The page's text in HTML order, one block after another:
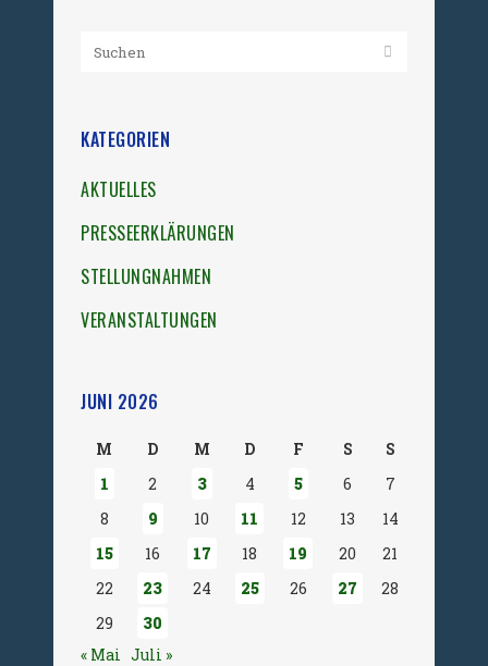
KATEGORIEN
AKTUELLES
PRESSEERKLÄRUNGEN
STELLUNGNAHMEN
VERANSTALTUNGEN
JUNI 2026
M D M D F S
S
1
2 3 4 5 6
7
8
9 10 11 12 13
14
15
16 17 18 19 20
21
22
23 24 25 26 27
28
29
30
« Mai Juli »